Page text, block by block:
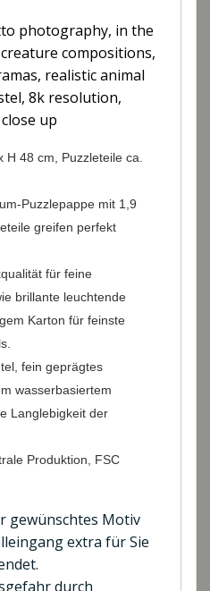
photography, in the
compositions,
realistic animal
8k resolution,
up
H 48 cm, Puzzleteile ca.
Puzzlepappe mit 1,9
greifen perfekt
für feine
brillante leuchtende
Karton für feinste
fein geprägtes
wasserbasiertem
Langlebigkeit der
Produktion, FSC
gewünschtes Motiv
extra für Sie
durch